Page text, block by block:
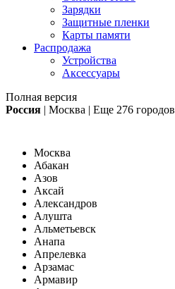
Зарядки
Защитные пленки
Карты памяти
Распродажа
Устройства
Аксессуары
Полная версия
Россия | Москва | Еще 276 городов
Москва
Абакан
Азов
Аксай
Александров
Алушта
Альметьевск
Анапа
Апрелевка
Арзамас
Армавир